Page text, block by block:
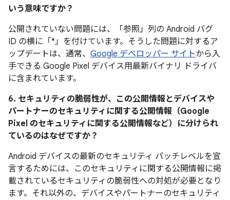
いう意味ですか？
公開されていない問題には、「参照」列の Android バグ
ID の横に「*」を付けています。そうした問題に対するア
ップデートは、通常、 Google デベロッパー サイトから入
手できる Google Pixel デバイス用最新バイナリ ドライバ
に含まれています。
6. セキュリティの脆弱性が、この公開情報とデバイスや
パートナーのセキュリティに関する公開情報（Google
Pixel のセキュリティに関する公開情報など）に分けられ
ているのはなぜですか？
Android デバイスの最新のセキュリティ パッチレベルを宣
言するためには、このセキュリティに関する公開情報に掲
載されているセキュリティの脆弱性への対処が必要となり
ます。それ以外の、デバイスやパートナーのセキュリティ